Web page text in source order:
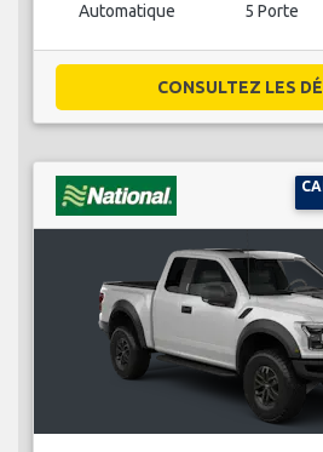
Automatique 5 Porte
CONSULTEZ LES